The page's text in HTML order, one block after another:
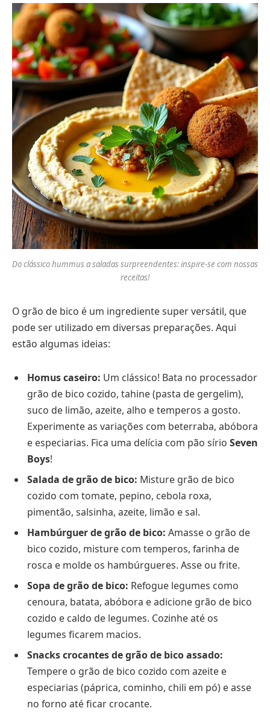
Do clássico hummus a saladas surpreendentes: inspire-se com nossas
receitas!
O grão de bico é um ingrediente super versátil, que
pode ser utilizado em diversas preparações. Aqui
estão algumas ideias:
Homus caseiro: Um clássico! Bata no processador
grão de bico cozido, tahine (pasta de gergelim),
suco de limão, azeite, alho e temperos a gosto.
Experimente as variações com beterraba, abóbora
e especiarias. Fica uma delícia com pão sírio Seven
Boys!
Salada de grão de bico: Misture grão de bico
cozido com tomate, pepino, cebola roxa,
pimentão, salsinha, azeite, limão e sal.
Hambúrguer de grão de bico: Amasse o grão de
bico cozido, misture com temperos, farinha de
rosca e molde os hambúrgueres. Asse ou frite.
Sopa de grão de bico: Refogue legumes como
cenoura, batata, abóbora e adicione grão de bico
cozido e caldo de legumes. Cozinhe até os
legumes ficarem macios.
Snacks crocantes de grão de bico assado:
Tempere o grão de bico cozido com azeite e
especiarias (páprica, cominho, chili em pó) e asse
no forno até ficar crocante.